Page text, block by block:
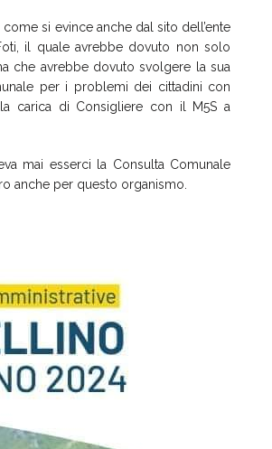
si evince anche dal sito dell’ente
il quale avrebbe dovuto non solo
che avrebbe dovuto svolgere la sua
per i problemi dei cittadini con
carica di Consigliere con il M5S a
mai esserci la Consulta Comunale
anche per questo organismo.